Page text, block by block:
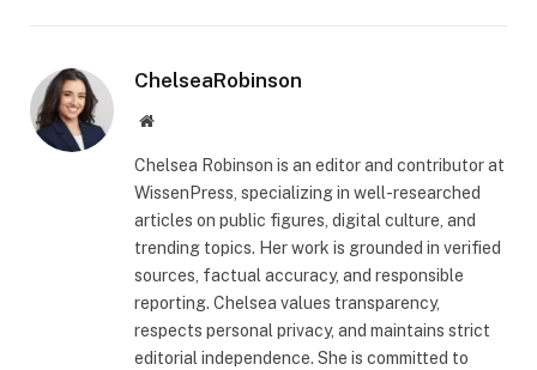
ChelseaRobinson
Website
Chelsea Robinson is an editor and contributor at
WissenPress, specializing in well-researched
articles on public figures, digital culture, and
trending topics. Her work is grounded in verified
sources, factual accuracy, and responsible
reporting. Chelsea values transparency,
respects personal privacy, and maintains strict
editorial independence. She is committed to